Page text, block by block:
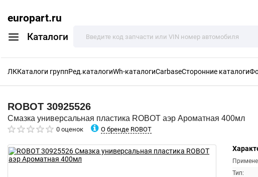
europart.ru
Каталоги
ЛККаталоги группРед.каталогиWh-каталогиCarbaseСторонние каталоги
ROBOT 30925526
Смазка универсальная пластика ROBOT аэр Ароматная 400мл
0 оценок О бренде ROBOT
Тип: